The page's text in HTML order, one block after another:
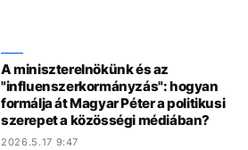
A miniszterelnökünk és az
"influenszerkormányzás": hogyan
formálja át Magyar Péter a politikusi
szerepet a közösségi médiában?
2026.5.17 9:47